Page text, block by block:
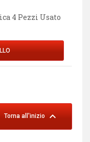
4 Pezzi Usato
Torna all'inizio 